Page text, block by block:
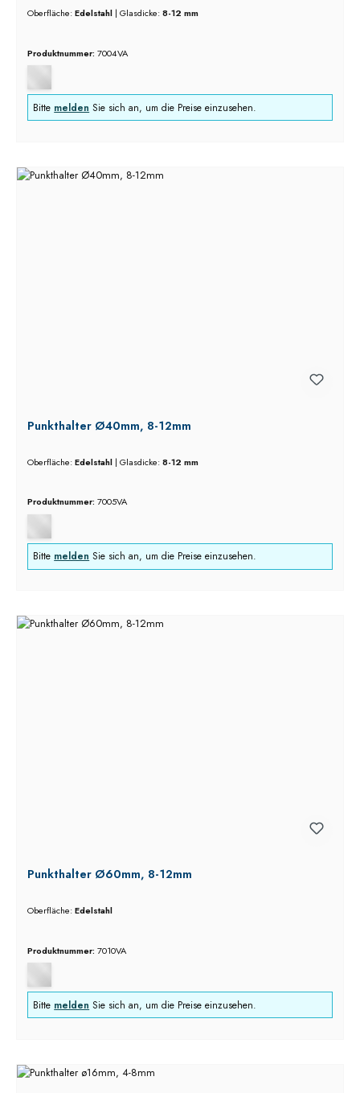
Oberfläche:Edelstahl | Glasdicke:8-12 mm
Produktnummer: 7004VA
Bitte melden Sie sich an, um die Preise einzusehen.
Punkthalter Ø40mm, 8-12mm
Oberfläche:Edelstahl | Glasdicke:8-12 mm
Produktnummer: 7005VA
Bitte melden Sie sich an, um die Preise einzusehen.
Punkthalter Ø60mm, 8-12mm
Oberfläche:Edelstahl
Produktnummer: 7010VA
Bitte melden Sie sich an, um die Preise einzusehen.